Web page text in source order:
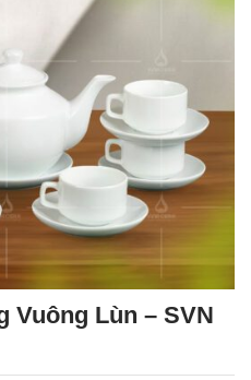
Vuông Lùn – SVN